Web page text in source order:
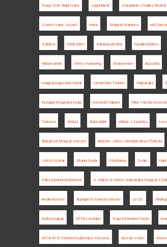
Nagy Imre Alapítvány vagonlakók Hungarian Studies Review
Szent-Ivány József terror Magyar Narancs első
Zalatna török béke Károlyi-kormány határincindens
Wilson elnök Vörös Hadsereg Mackensen Ausztria
magyar-jugoszláv határ Ismeretlen Trianon Kárpátalja
Nyugat-Magyarország honvédő háború Filep Tamás
Tornova Mohol Ruhr-vidék Wilson 14 pontja Léva
Bukaresti Magyar Intézet Brenner János Hittudományi Főiskola
Jászi Oszkár Maniu Gyula Felsőrépa Svájc
Párizsi békekonferencia II. Rákóczi Ferenc Kárpátaljai Magyar
irredentizmus Budapesti Francia Intézet 2020.
hétköznapok MTA Lendület Napi történelmi forrás
MTA BTK Történettudományi Intézete Roman Holec